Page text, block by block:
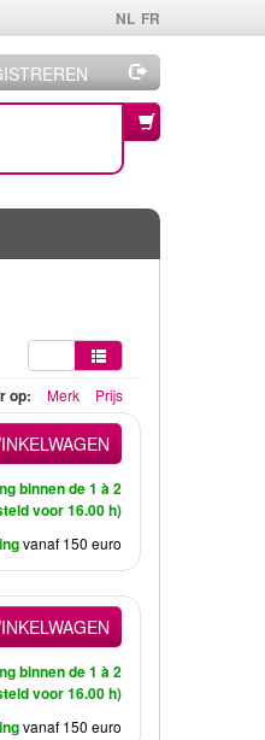
NL FR
op: Merk Prijs
binnen de 1 à 2
voor 16.00 h)
vanaf 150 euro
binnen de 1 à 2
voor 16.00 h)
vanaf 150 euro